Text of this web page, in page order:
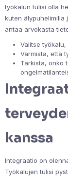
työkalun tulisi olla
kuten älypuhelimilla
antaa arvokasta
Valitse
Varmista, että
Tarkista, onko
kanssa
Integraatio on
Työkalujen tulisi